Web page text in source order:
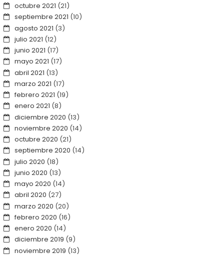
octubre 2021 (21)
septiembre 2021 (10)
agosto 2021 (3)
julio 2021 (12)
junio 2021 (17)
mayo 2021 (17)
abril 2021 (13)
marzo 2021 (17)
febrero 2021 (19)
enero 2021 (8)
diciembre 2020 (13)
noviembre 2020 (14)
octubre 2020 (21)
septiembre 2020 (14)
julio 2020 (18)
junio 2020 (13)
mayo 2020 (14)
abril 2020 (27)
marzo 2020 (20)
febrero 2020 (16)
enero 2020 (14)
diciembre 2019 (9)
noviembre 2019 (13)